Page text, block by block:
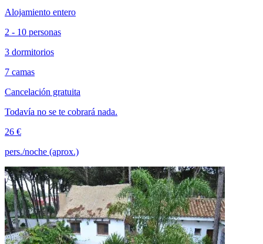
Alojamiento entero
2 - 10 personas
3 dormitorios
7 camas
Cancelación gratuita
Todavía no se te cobrará nada.
26 €
pers./noche (aprox.)